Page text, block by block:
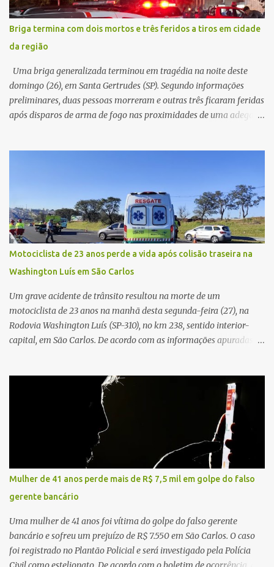
pelas imediações, mas não conseguiu localizar o veículo.
Conforme o boletim, um menino de aproximadamente 10 anos
relatou ter visto a Spin passando pelo local fazendo um forte ruído,
característica compatível com o problema mecânico que o veículo
já apresentava antes do furto. O carro possui seguro e, segundo a
v...
Briga termina com dois mortos e três feridos a tiros em cidade
da região
Uma briga generalizada terminou em tragédia na noite deste
domingo (26), em Santa Gertrudes (SP). Segundo informações
preliminares, duas pessoas morreram e outras três ficaram feridas
após disparos de arma de fogo nas proximidades de uma adega. O
diversos disparos. Duas vítimas morreram ainda no local. Outras
três pessoas foram baleadas e socorridas. Até o momento, não
foram divulgadas informações oficiais sobre o estado de saúde dos
feridos. Equipes da Polícia Militar de Santa Gertrudes atenderam a
ocorrência e isolaram a área para o trabalho da perícia. Até a
última atualização, nenhum suspeito havia sido preso. A Polícia
Civil investigará a motivação da briga, a autoria dos disparos e as
circunstâncias do crime. A ocorrência segue em anda...
Motociclista de 23 anos perde a vida após colisão traseira na
Washington Luís em São Carlos
Um grave acidente de trânsito resultou na morte de um
motociclista de 23 anos na manhã desta segunda-feira (27), na
Rodovia Washington Luís (SP-310), no km 238, sentido interior-
capital, em São Carlos. De acordo com as informações apuradas no
veículo, o trânsito estava lento e congestionado devido a obras
realizadas na rodovia, momento em que ocorreu o impacto. Com
a violência da colisão, o motociclista foi arremessado ao solo.
Testemunhas relataram que o capacete teria se desprendido
durante o acidente. O jovem sofreu ferimentos gravíssimos e
morreu ainda no local. Equipes de resgate e de atendimento da
concessionária responsável pela rodovia foram acionadas e
realizaram a sinalização da via, além de prestarem socorro à
vítima. No entanto, o óbito foi constatado ainda no local do
acidente. A Polícia Militar Rodoviária compareceu para o registro
da ocorrência...
Mulher de 41 anos perde mais de R$ 7,5 mil em golpe do falso
gerente bancário
Uma mulher de 41 anos foi vítima do golpe do falso gerente
bancário e sofreu um prejuízo de R$ 7.550 em São Carlos. O caso
foi registrado no Plantão Policial e será investigado pela Polícia